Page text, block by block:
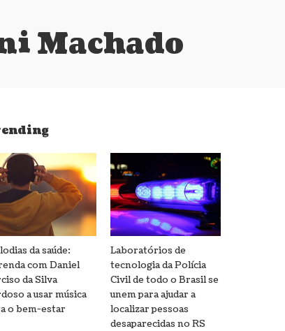
Machado
da saúde:
com Daniel
da Silva
a usar música
o bem-estar
Laboratórios de
tecnologia da Polícia
Civil de todo o Brasil se
unem para ajudar a
localizar pessoas
desaparecidas no RS